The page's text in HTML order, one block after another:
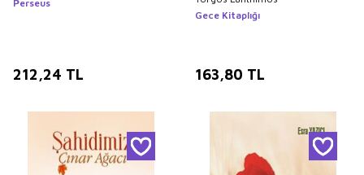
Perseus
212,24 TL
Gece Kitaplığı
163,80 TL